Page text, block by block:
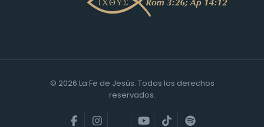
© 2026 La Fe de Jesús. Todos los derechos
reservados.